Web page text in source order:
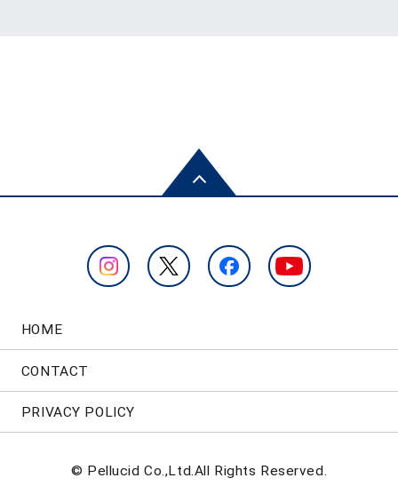
HOME
CONTACT
PRIVACY POLICY
© Pellucid Co.,Ltd.All Rights Reserved.